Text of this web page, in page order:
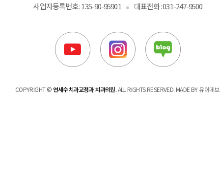
사업자등록번호 : 135-90-95901
대표전화 :031-247-9500
COPYRIGHT ©연세수치과교정과 치과의원.ALL RIGHTS RESERVED. MADE BY 유어데